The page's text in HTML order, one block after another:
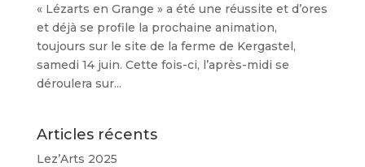
« Lézarts en Grange » a été une réussite et d’ores
et déjà se profile la prochaine animation,
toujours sur le site de la ferme de Kergastel,
samedi 14 juin. Cette fois-ci, l’après-midi se
déroulera sur...
Articles récents
Lez’Arts 2025